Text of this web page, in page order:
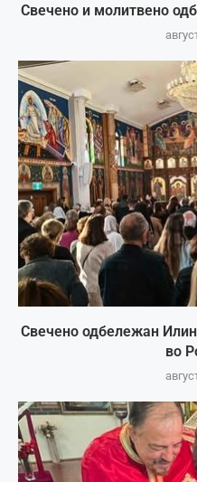
Свечено и молитвено
Свечено одбележан
во